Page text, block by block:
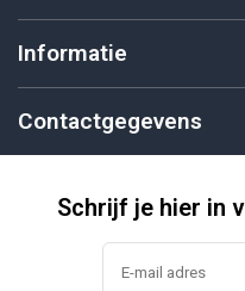
Informatie
Contactgegevens
Schrijf je hier in